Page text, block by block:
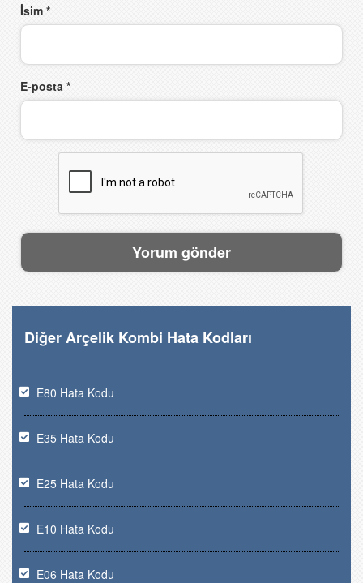
İsim *
E-posta *
Diğer Arçelik Kombi Hata Kodları
E80 Hata Kodu
E35 Hata Kodu
E25 Hata Kodu
E10 Hata Kodu
E06 Hata Kodu